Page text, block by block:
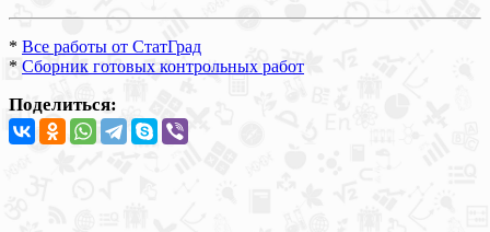
* Все работы от СтатГрад
* Сборник готовых контрольных работ
Поделиться: